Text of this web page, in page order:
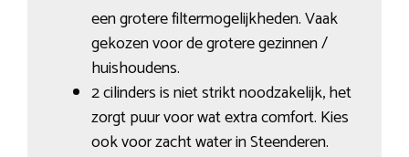
een grotere filtermogelijkheden. Vaak
gekozen voor de grotere gezinnen /
huishoudens.
2 cilinders is niet strikt noodzakelijk, het
zorgt puur voor wat extra comfort. Kies
ook voor zacht water in Steenderen.